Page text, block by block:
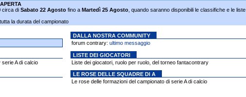
circa di Sabato 22 Agosto fino a Martedì 25 Agosto , quando saranno disponibili le classifiche e le liste
la durata del campionato
DALLA NOSTRA COMMUNITY
forum contrary: ultimo messaggio
A di calcio
LISTE DEI GIOCATORI
Liste dei giocatori, ruolo per ruolo, del torneo fantacontrary
LE ROSE DELLE SQUADRE DI A
Le rose delle formazioni del campionato di serie A di calcio